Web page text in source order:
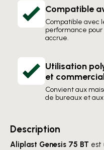
Compatible
Compatible avec
performance
accrue.
Utilisation
et
Convient aux
de bureaux et
Description
Aliplast Genesis 75 BT est